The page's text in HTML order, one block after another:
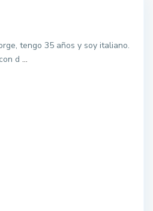
tengo 35 años y soy italiano.
d ...